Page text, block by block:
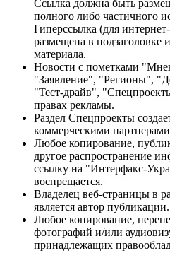
Ссылка должна быть
полного либо частичного
Гиперссылка (для
размещена в подзаголовке
материала.
Новости с пометками
"Заявление", "Регионы",
"Тест-драйв",
правах рекламы.
Раздел Спецпроекты
коммерческими
Любое копирование,
другое распространение
ссылку на "Интерфакс-
воспрещается.
Владелец веб-страницы в
является автор публикации.
Любое копирование,
фотографий и/или
принадлежащих